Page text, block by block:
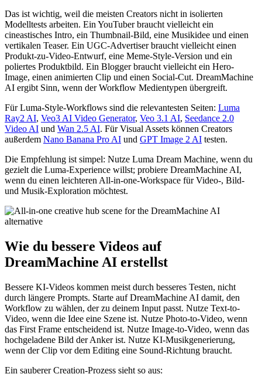
Das ist wichtig, weil die meisten Creators nicht in isolierten
Modelltests arbeiten. Ein YouTuber braucht vielleicht ein
cineastisches Intro, ein Thumbnail-Bild, eine Musikidee und einen
vertikalen Teaser. Ein UGC-Advertiser braucht vielleicht einen
Produkt-zu-Video-Entwurf, eine Meme-Style-Version und ein
poliertes Produktbild. Ein Blogger braucht vielleicht ein Hero-
Image, einen animierten Clip und einen Social-Cut. DreamMachine
AI ergibt Sinn, wenn der Workflow Medientypen übergreift.
Für Luma-Style-Workflows sind die relevantesten Seiten: Luma
Ray2 AI, Veo3 AI Video Generator, Veo 3.1 AI, Seedance 2.0
Video AI und Wan 2.5 AI. Für Visual Assets können Creators
außerdem Nano Banana Pro AI und GPT Image 2 AI testen.
Die Empfehlung ist simpel: Nutze Luma Dream Machine, wenn du
gezielt die Luma-Experience willst; probiere DreamMachine AI,
wenn du einen leichteren All-in-one-Workspace für Video-, Bild-
und Musik-Exploration möchtest.
Wie du bessere Videos auf
DreamMachine AI erstellst
Bessere KI-Videos kommen meist durch besseres Testen, nicht
durch längere Prompts. Starte auf DreamMachine AI damit, den
Workflow zu wählen, der zu deinem Input passt. Nutze Text-to-
Video, wenn die Idee eine Szene ist. Nutze Photo-to-Video, wenn
das First Frame entscheidend ist. Nutze Image-to-Video, wenn das
hochgeladene Bild der Anker ist. Nutze KI-Musikgenerierung,
wenn der Clip vor dem Editing eine Sound-Richtung braucht.
Ein sauberer Creation-Prozess sieht so aus: